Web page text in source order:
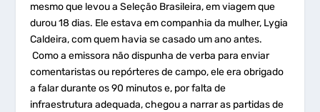
mesmo que levou a Seleção Brasileira, em viagem que
durou 18 dias. Ele estava em companhia da mulher, Lygia
Caldeira, com quem havia se casado um ano antes.
Como a emissora não dispunha de verba para enviar
comentaristas ou repórteres de campo, ele era obrigado
a falar durante os 90 minutos e, por falta de
infraestrutura adequada, chegou a narrar as partidas de